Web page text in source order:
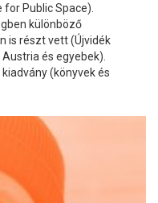
Public Space).
különböző
is részt vett (Újvidék
és egyebek).
(könyvek és